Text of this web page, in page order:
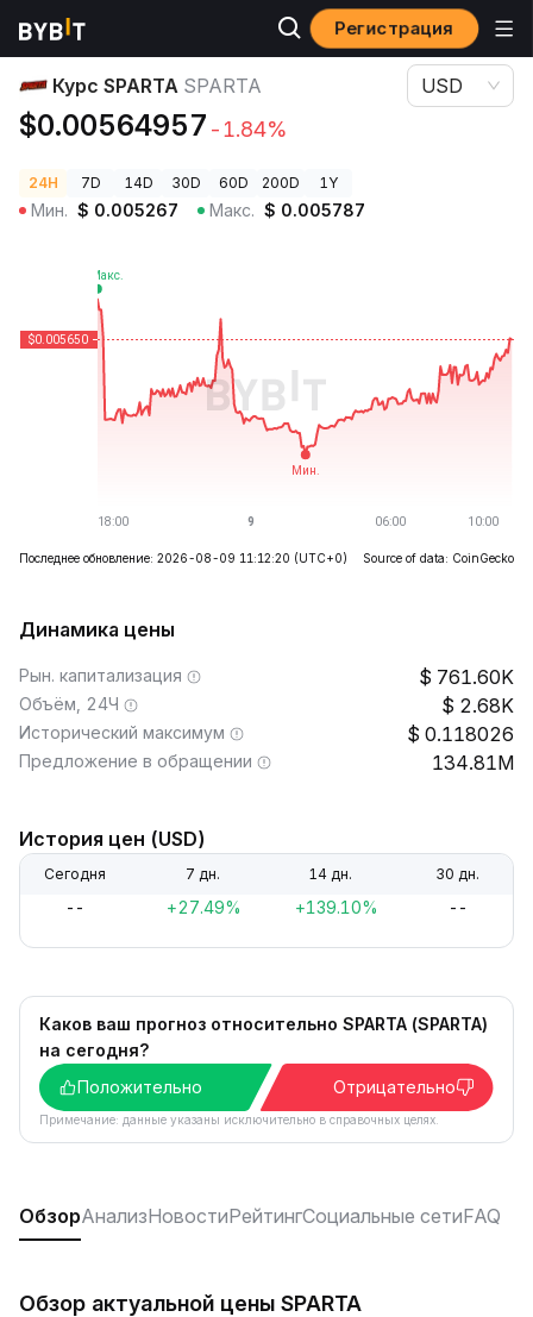
Регистрация
Цены криптовалют Курс SPARTA SPARTA
Курс SPARTA SPARTA
$0.00564957 -1.84%
USD
24H 7D 14D 30D 60D 200D 1Y
Мин. $ 0.005267 Макс. $ 0.005787
Последнее обновление: 2026-08-09 11:12:20 (UTC+0) Source of data: CoinGecko
Динамика цены
Рын. капитализация 761.60K
Объём, 24Ч 2.68K
Исторический максимум 0.118026
Предложение в обращении 134.81M
История цен (USD)
Сегодня 7 дн. 14 дн. 30 дн.
-- +27.49% +139.10% --
Каков ваш прогноз относительно SPARTA (SPARTA)
на сегодня?
Положительно
Отрицательно
Примечание: данные указаны исключительно в справочных целях.
ОбзорАнализНовостиРейтингСоциальные сетиFAQ
Обзор актуальной цены SPARTA